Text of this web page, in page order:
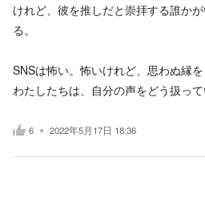
けれど、彼を推しだと崇拝する誰か
る。
SNSは怖い。怖いけれど、思わぬ縁を
わたしたちは、自分の声をどう扱っ
6 2022年5月17日 18:36